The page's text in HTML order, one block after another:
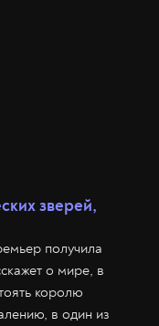
зверей,
получила
о мире, в
королю
в один из